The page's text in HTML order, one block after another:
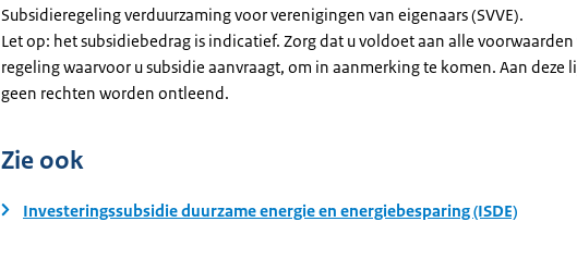
Subsidieregeling verduurzaming voor verenigingen van eigenaars (SVVE).
Let op: het subsidiebedrag is indicatief. Zorg dat u voldoet aan alle voorwaarden
regeling waarvoor u subsidie aanvraagt, om in aanmerking te komen. Aan deze
geen rechten worden ontleend.
Zie ook
Investeringssubsidie duurzame energie en energiebesparing (ISDE)